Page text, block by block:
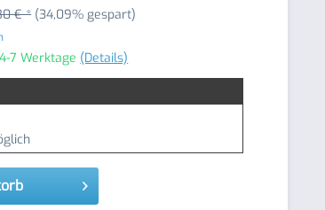
€ * (34,09% gespart)
7 Werktage (Details)